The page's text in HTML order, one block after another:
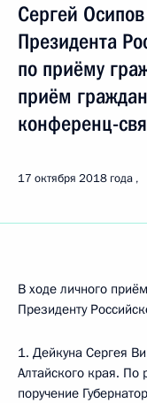
Сергей
Президента
по приёму
приём
конференц-
17 октября 2018 года
В ходе личного
Президенту
1. Дейкуна Сергея
Алтайского края. По
поручение